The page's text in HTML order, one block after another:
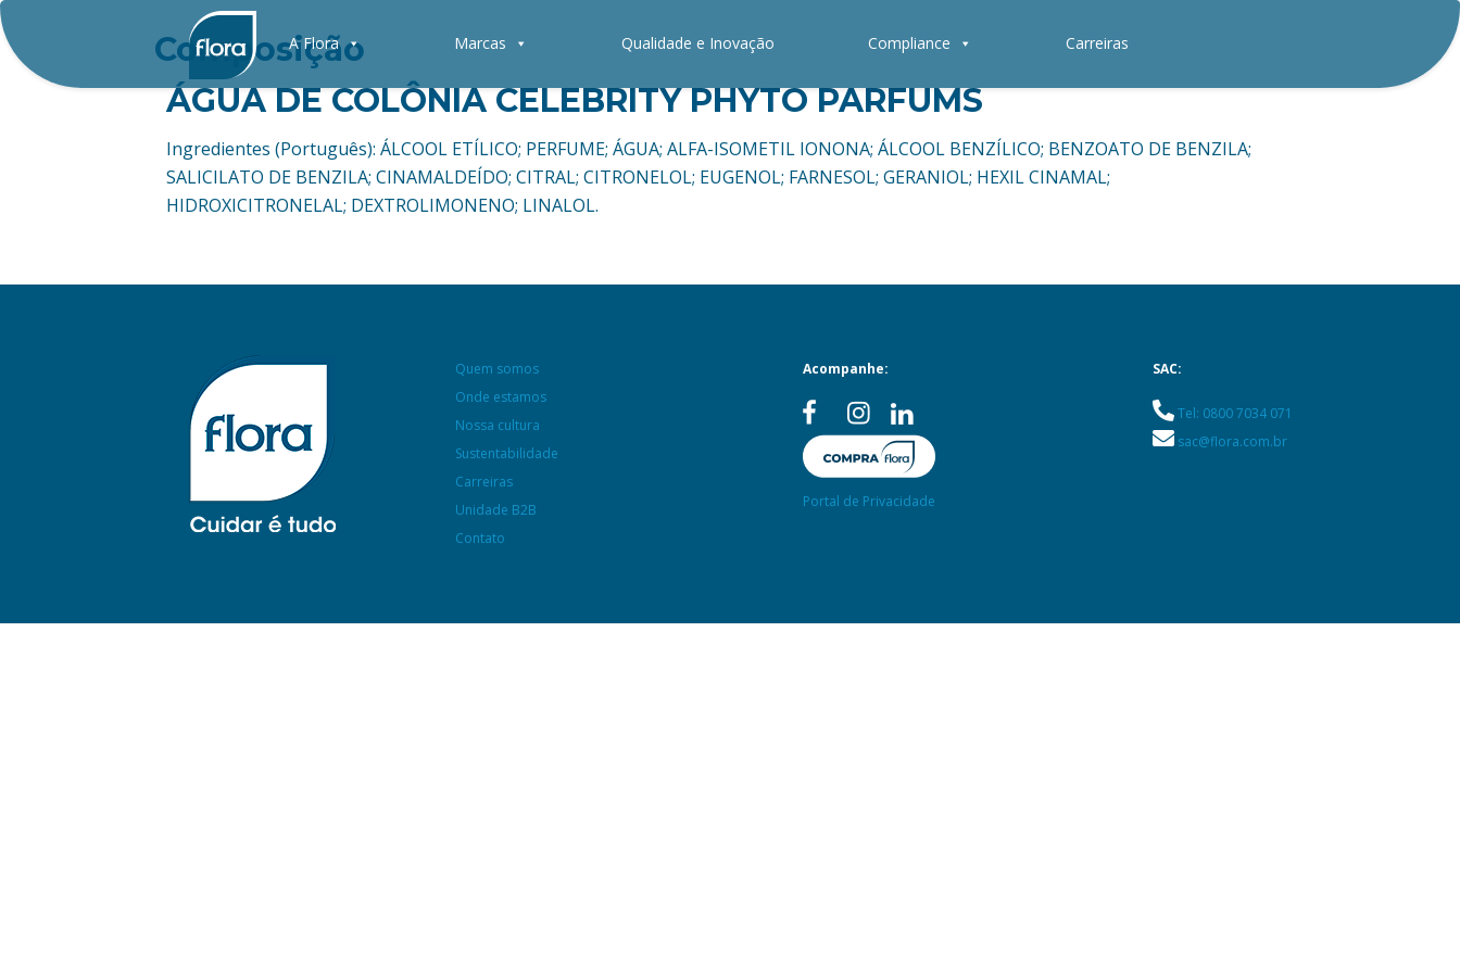
A Flora Marcas Qualidade e Inovação Compliance Carreiras
Composição
ÁGUA DE COLÔNIA CELEBRITY PHYTO PARFUMS
Ingredientes (Português): ÁLCOOL ETÍLICO; PERFUME; ÁGUA; ALFA-ISOMETIL IONONA; ÁLCOOL BENZÍLICO; BENZOATO DE BENZILA;
SALICILATO DE BENZILA; CINAMALDEÍDO; CITRAL; CITRONELOL; EUGENOL; FARNESOL; GERANIOL; HEXIL CINAMAL;
HIDROXICITRONELAL; DEXTROLIMONENO; LINALOL.
Quem somos
Onde estamos
Nossa cultura
Sustentabilidade
Carreiras
Unidade B2B
Contato
Acompanhe:
Portal de Privacidade
SAC:
Tel: 0800 7034 071
sac@flora.com.br